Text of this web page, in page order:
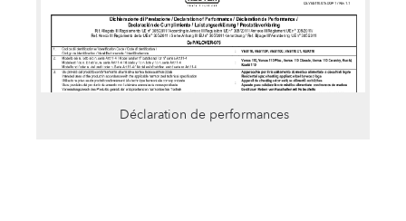
Déclaration de performances